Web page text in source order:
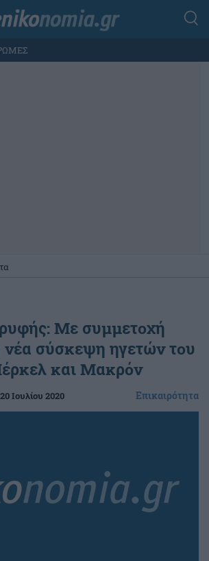
Με συμμετοχή
σύσκεψη ηγετών του
και Μακρόν
Ιουλίου 2020 Επικαιρότητα